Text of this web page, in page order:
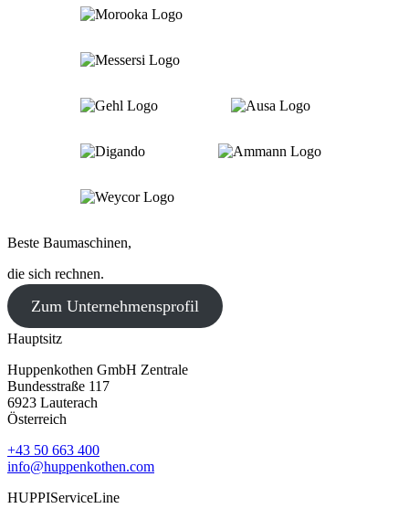
Beste Baumaschinen,
die sich rechnen.
Zum Unternehmensprofil
Hauptsitz
Huppenkothen GmbH Zentrale
Bundesstraße 117
6923 Lauterach
Österreich
+43 50 663 400
info@huppenkothen.com
HUPPIServiceLine